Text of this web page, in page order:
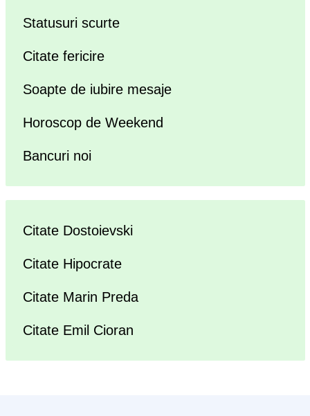
Statusuri scurte
Citate fericire
Soapte de iubire mesaje
Horoscop de Weekend
Bancuri noi
Citate Dostoievski
Citate Hipocrate
Citate Marin Preda
Citate Emil Cioran